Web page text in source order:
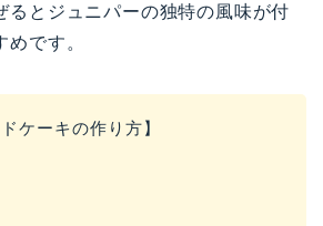
るとジュニパーの独特の風味が付
です。
ドケーキの作り方】